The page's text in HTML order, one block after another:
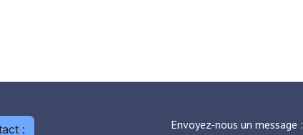
: Envoyez-nous un message :